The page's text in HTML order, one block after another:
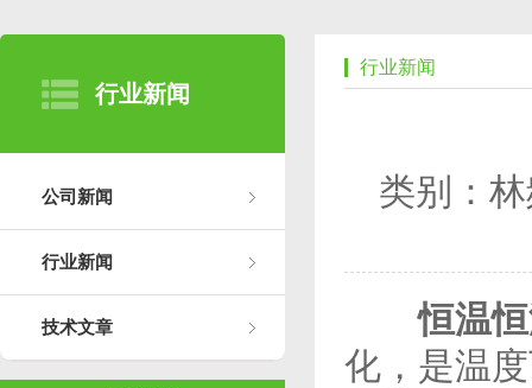
行业新闻
公司新闻
行业新闻
技术文章
行业新闻
类别：
恒温
化，是温